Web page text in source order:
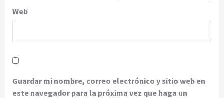
Web
Guardar mi nombre, correo electrónico y sitio web en
este navegador para la próxima vez que haga un